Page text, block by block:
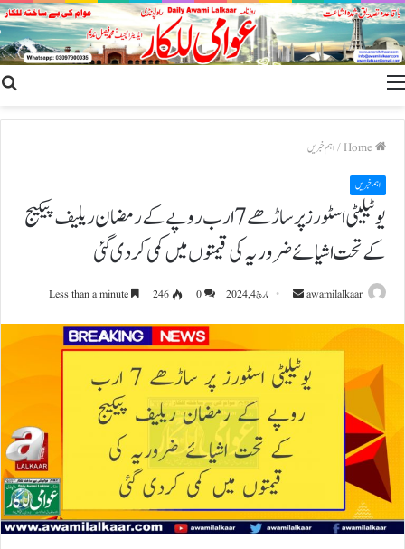
Menu
/اہم خبریں
اہم خبریں
یوٹیلیٹی اسٹورز پر ساڑھے 7 ارب روپے کے رمضان ریلیف پیکیج
کے تحت اشیائے ضروریہ کی قیمتوں میں کمی کردی گئی
awamilalkaar
Send مارچ 4, 2024 0
246